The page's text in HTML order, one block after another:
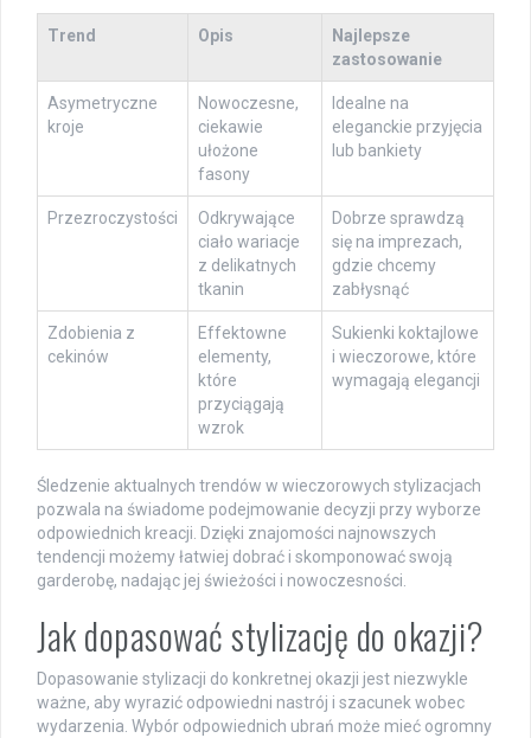
Trend Opis
Najlepsze
zastosowanie
Asymetryczne
kroje
Nowoczesne,
ciekawie
ułożone
fasony
Idealne na
eleganckie przyjęcia
lub bankiety
Przezroczystości
Odkrywające
ciało wariacje
z delikatnych
tkanin
Dobrze sprawdzą
się na imprezach,
gdzie chcemy
zabłysnąć
Zdobienia z
cekinów
Effektowne
elementy,
które
przyciągają
wzrok
Sukienki koktajlowe
i wieczorowe, które
wymagają elegancji
Śledzenie aktualnych trendów w wieczorowych stylizacjach
pozwala na świadome podejmowanie decyzji przy wyborze
odpowiednich kreacji. Dzięki znajomości najnowszych
tendencji możemy łatwiej dobrać i skomponować swoją
garderobę, nadając jej świeżości i nowoczesności.
Jak dopasować stylizację do okazji?
Dopasowanie stylizacji do konkretnej okazji jest niezwykle
ważne, aby wyrazić odpowiedni nastrój i szacunek wobec
wydarzenia. Wybór odpowiednich ubrań może mieć ogromny